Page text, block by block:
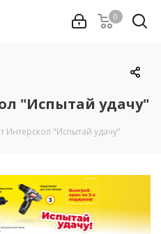
0
"Испытай удачу"
Интерскол "Испытай удачу"